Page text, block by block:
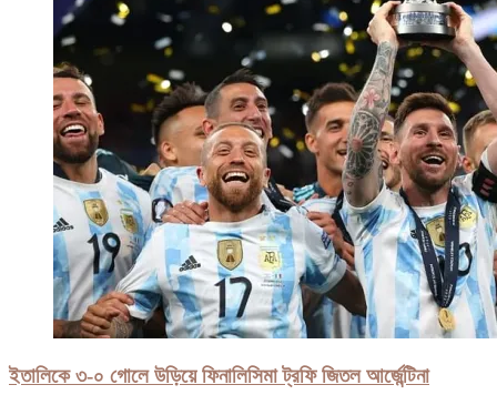
ইতালিকে ৩-০ গোলে উড়িয়ে ফিনালিসিমা ট্রফি জিতল আর্জেন্টিনা